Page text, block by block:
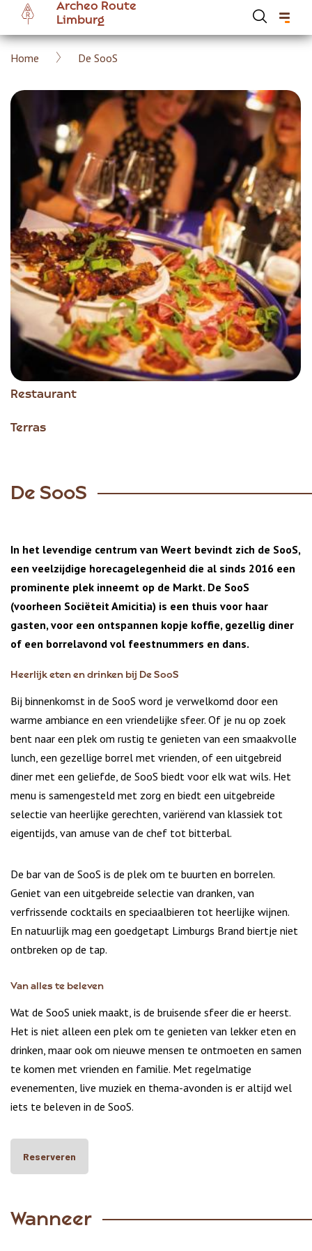
Overslaan
naar
gaan
Archeo Route
Limburg
Kruimelpad
Home De SooS
Restaurant
Terras
De SooS
In het levendige centrum van Weert bevindt zich de SooS,
een veelzijdige horecagelegenheid die al sinds 2016 een
prominente plek inneemt op de Markt. De SooS
(voorheen Sociëteit Amicitia) is een thuis voor haar
gasten, voor een ontspannen kopje koffie, gezellig diner
of een borrelavond vol feestnummers en dans.
Heerlijk eten en drinken bij De SooS
Bij binnenkomst in de SooS word je verwelkomd door een
warme ambiance en een vriendelijke sfeer. Of je nu op zoek
bent naar een plek om rustig te genieten van een smaakvolle
lunch, een gezellige borrel met vrienden, of een uitgebreid
diner met een geliefde, de SooS biedt voor elk wat wils. Het
menu is samengesteld met zorg en biedt een uitgebreide
selectie van heerlijke gerechten, variërend van klassiek tot
eigentijds, van amuse van de chef tot bitterbal.
De bar van de SooS is de plek om te buurten en borrelen.
Geniet van een uitgebreide selectie van dranken, van
verfrissende cocktails en speciaalbieren tot heerlijke wijnen.
En natuurlijk mag een goedgetapt Limburgs Brand biertje niet
ontbreken op de tap.
Van alles te beleven
Wat de SooS uniek maakt, is de bruisende sfeer die er heerst.
Het is niet alleen een plek om te genieten van lekker eten en
drinken, maar ook om nieuwe mensen te ontmoeten en samen
te komen met vrienden en familie. Met regelmatige
evenementen, live muziek en thema-avonden is er altijd wel
iets te beleven in de SooS.
Reserveren
Wanneer